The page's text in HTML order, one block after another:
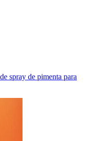
spray de pimenta para